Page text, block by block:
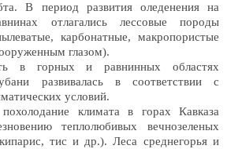
В период развития оледенения на
отлагались лессовые породы
карбонатные, макропористые
глазом).
в горных и равнинных областях
развивалась в соответствии с
условий.
климата в горах Кавказа
теплолюбивых вечнозеленых
тис и др.). Леса среднегорья и